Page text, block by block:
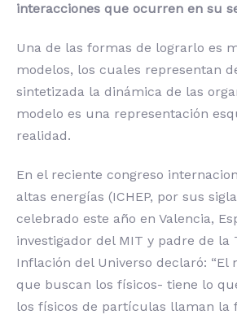
interacciones que ocurren en su
Una de las formas de lograrlo es
modelos, los cuales representan
sintetizada la dinámica de las
modelo es una representación
realidad.
En el reciente congreso
altas energías (ICHEP, por sus
celebrado este año en Valencia,
investigador del MIT y padre de la
Inflación del Universo declaró: “El
que buscan los físicos- tiene lo
los físicos de partículas llaman la